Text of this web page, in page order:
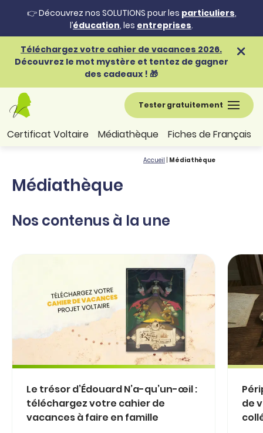
👉 Découvrez nos SOLUTIONS pour les particuliers,
l’éducation, les entreprises.
Téléchargez votre cahier de vacances 2026.
Découvrez le mot mystère et tentez de gagner
des cadeaux ! 🎁
Tester gratuitement
Certificat Voltaire Médiathèque Fiches de Français
Accueil Médiathèque
Médiathèque
Nos contenus à la une
Le trésor d’Édouard N’a-qu’un-œil :
téléchargez votre cahier de
vacances à faire en famille
de